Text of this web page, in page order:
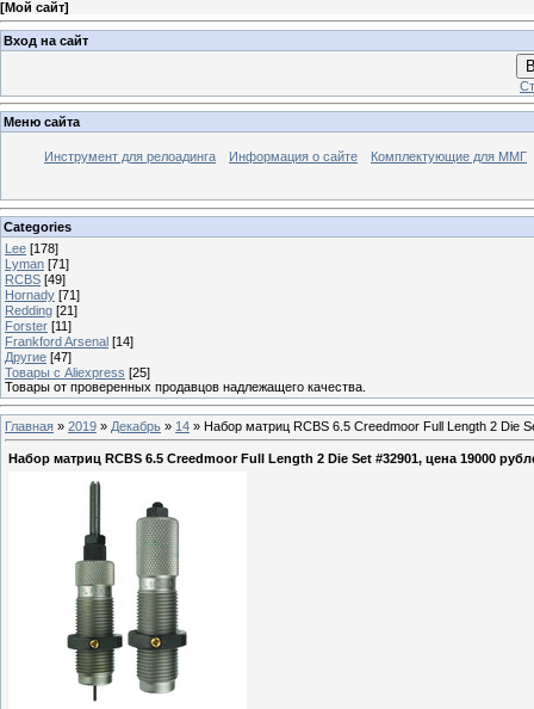
[Мой сайт]
Вход на сайт
Меню сайта
Инструмент для релоадинга Информация о сайте Комплектующие для ММГ
Categories
Lee [178]
Lyman [71]
RCBS [49]
Hornady [71]
Redding [21]
Forster [11]
Frankford Arsenal [14]
Другие [47]
Товары с Aliexpress [25]
Товары от проверенных продавцов надлежащего качества.
Главная » 2019 » Декабрь » 14 » Набор матриц RCBS 6.5 Creedmoor Full Length 2 Die
Набор матриц RCBS 6.5 Creedmoor Full Length 2 Die Set #32901, цена 19000